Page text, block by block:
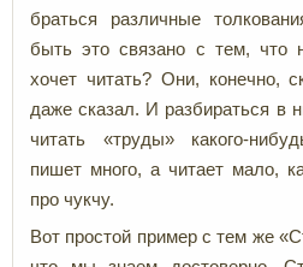
браться различные
быть это связано с тем, что
хочет читать? Они, конечно,
даже сказал. И разбираться в
читать «труды» какого-
пишет много, а читает мало,
про чукчу.
Вот простой пример с тем же